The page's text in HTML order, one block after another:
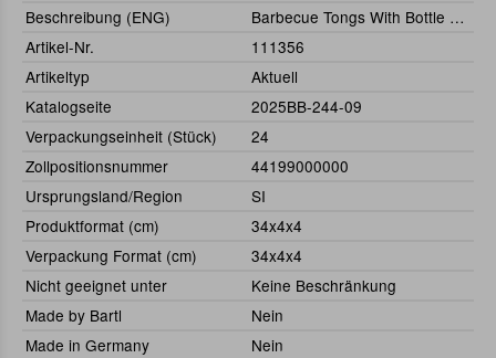
Beschreibung (ENG)
Barbecue Tongs With Bottle Opener
Artikel-Nr.
111356
Artikeltyp
Aktuell
Katalogseite
2025BB-244-09
Verpackungseinheit (Stück)
24
Zollpositionsnummer
44199000000
Ursprungsland/Region
SI
Produktformat (cm)
34x4x4
Verpackung Format (cm)
34x4x4
Nicht geeignet unter
Keine Beschränkung
Made by Bartl
Nein
Made in Germany
Nein